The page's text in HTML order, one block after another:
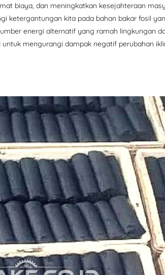
biaya, dan meningkatkan kesejahteraan
ketergantungan kita pada bahan bakar fosil
energi alternatif yang ramah lingkungan
mengurangi dampak negatif perubahan